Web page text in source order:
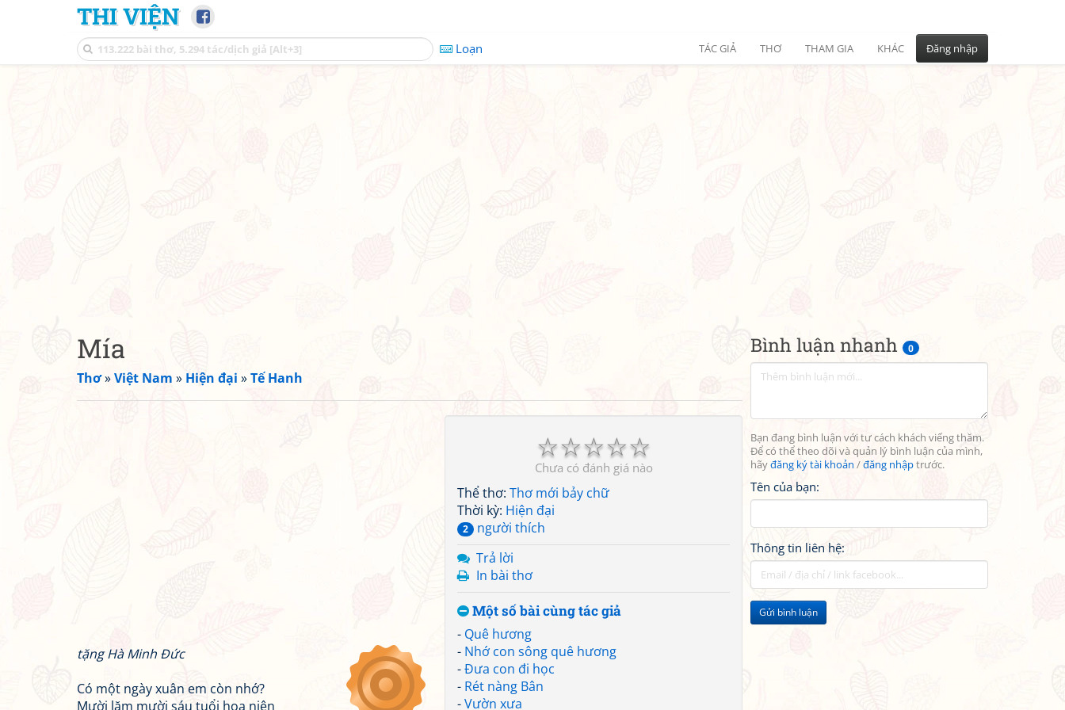
THI VIỆN
Loạn TÁC GIẢ THƠ THAM GIA KHÁC Đăng nhập
Bình luận nhanh 0
Bạn đang bình luận với tư cách khách viếng thăm.
Để có thể theo dõi và quản lý bình luận của mình,
hãyđăng ký tài khoản /đăng nhậptrước.
Tên của bạn:
Thông tin liên hệ:
Gửi bình luận
Mía
Thơ»Việt Nam » Hiện đại »Tế Hanh
☆
☆
☆
☆
☆
Chưa có đánh giá nào
Thể thơ: Thơ mới bảy chữ
Thời kỳ: Hiện đại
2
người thích
Trả lời
In bài thơ
Một số bài cùng tác giả
- Quê hương
- Nhớ con sông quê hương
-Đưa con đi học
- Rét nàng Bân
-Vườn xưa
tặng Hà Minh Đức
Có một ngày xuân em còn nhớ?
Mười lăm mười sáu tuổi hoa niên